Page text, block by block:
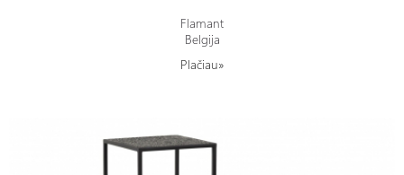
Flamant
Belgija
Plačiau»